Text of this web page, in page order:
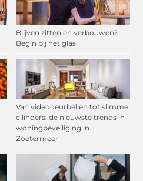
Blijven zitten en verbouwen?
Begin bij het glas
Van videodeurbellen tot slimme
cilinders: de nieuwste trends in
woningbeveiliging in
Zoetermeer